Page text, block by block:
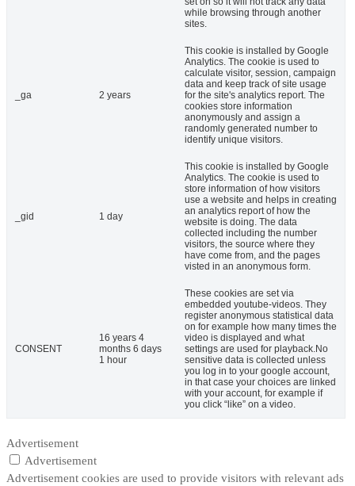
while browsing through another
sites.
_ga 2 years
This cookie is installed by Google
Analytics. The cookie is used to
calculate visitor, session, campaign
data and keep track of site usage
for the site's analytics report. The
cookies store information
anonymously and assign a
randomly generated number to
identify unique visitors.
_gid 1 day
This cookie is installed by Google
Analytics. The cookie is used to
store information of how visitors
use a website and helps in creating
an analytics report of how the
website is doing. The data
collected including the number
visitors, the source where they
have come from, and the pages
visted in an anonymous form.
CONSENT
16 years 4
months 6 days
1 hour
These cookies are set via
embedded youtube-videos. They
register anonymous statistical data
on for example how many times the
video is displayed and what
settings are used for playback.No
sensitive data is collected unless
you log in to your google account,
in that case your choices are linked
with your account, for example if
you click “like” on a video.
Advertisement
Advertisement
Advertisement cookies are used to provide visitors with relevant ads